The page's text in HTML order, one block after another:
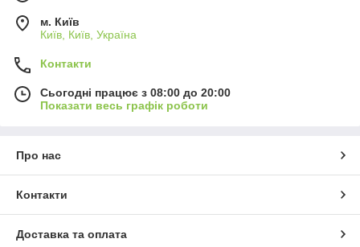
м. Київ
Київ, Київ, Україна
Контакти
Сьогодні працює з 08:00 до 20:00
Показати весь графік роботи
Про нас
Контакти
Доставка та оплата